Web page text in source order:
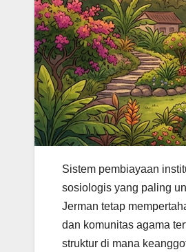
Sistem pembiayaan
sosiologis yang paling
Jerman tetap
dan komunitas agama
struktur di mana